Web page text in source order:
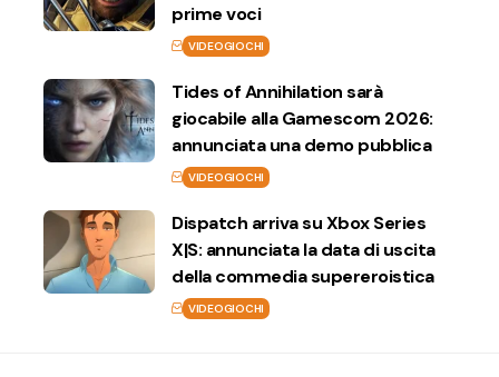
prime voci
VIDEOGIOCHI
Tides of Annihilation sarà
giocabile alla Gamescom 2026:
annunciata una demo pubblica
VIDEOGIOCHI
Dispatch arriva su Xbox Series
X|S: annunciata la data di uscita
della commedia supereroistica
VIDEOGIOCHI